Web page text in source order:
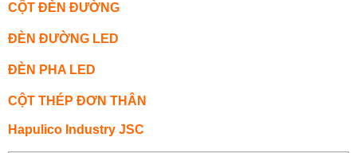
CỘT ĐÈN ĐƯỜNG
ĐÈN ĐƯỜNG LED
ĐÈN PHA LED
CỘT THÉP ĐƠN THÂN
Hapulico Industry JSC